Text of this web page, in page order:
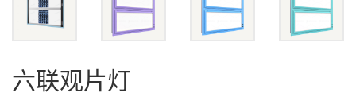
六联观片灯